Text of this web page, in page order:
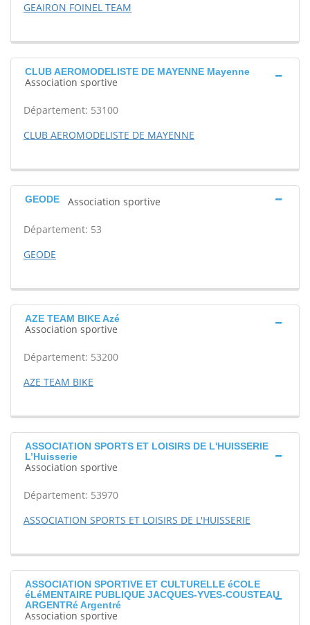
GEAIRON FOINEL TEAM
CLUB AEROMODELISTE DE MAYENNE Mayenne
Association sportive
Département: 53100
CLUB AEROMODELISTE DE MAYENNE
GEODE Association sportive
Département: 53
GEODE
AZE TEAM BIKE Azé
Association sportive
Département: 53200
AZE TEAM BIKE
ASSOCIATION SPORTS ET LOISIRS DE L'HUISSERIE
L’Huisserie
Association sportive
Département: 53970
ASSOCIATION SPORTS ET LOISIRS DE L'HUISSERIE
ASSOCIATION SPORTIVE ET CULTURELLE éCOLE
éLéMENTAIRE PUBLIQUE JACQUES-YVES-COUSTEAU
ARGENTRé Argentré
Association sportive